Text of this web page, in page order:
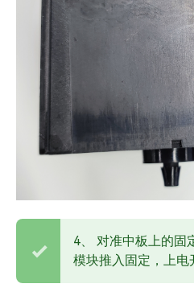
4、 对准中板上的固
模块推入固定，上电